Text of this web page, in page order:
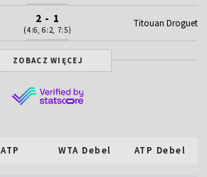
2 - 1
(4:6, 6:2, 7:5)
Titouan Droguet
ZOBACZ WIĘCEJ
ATP WTA Debel ATP Debel